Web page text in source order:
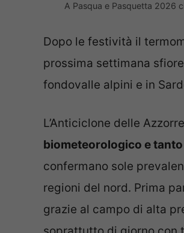
A Pasqua e Pasquetta 2026
Dopo le festività il
prossima settimana
fondovalle alpini e in
L’Anticiclone delle
biometeorologico e
confermano sole
regioni del nord. Prima
grazie al campo di alta